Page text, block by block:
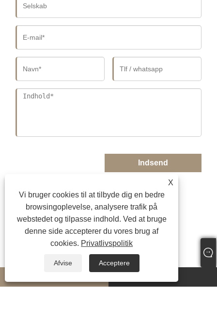
Indsend
X
Vi bruger cookies til at tilbyde dig en bedre
browsingoplevelse, analysere trafik på
webstedet og tilpasse indhold. Ved at bruge
denne side accepterer du vores brug af
cookies. Privatlivspolitik
Afvise Acceptere